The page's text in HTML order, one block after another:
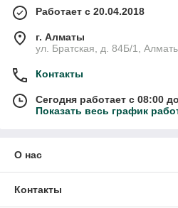
Работает с 20.04.2018
г. Алматы
ул. Братская, д. 84Б/1,
Контакты
Сегодня работает с 08:00
Показать весь график
О нас
Контакты